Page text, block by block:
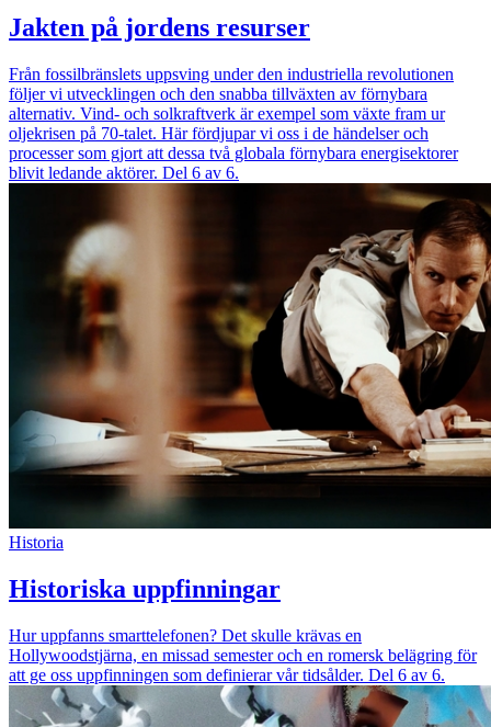
Jakten på jordens resurser
Från fossilbränslets uppsving under den industriella revolutionen
följer vi utvecklingen och den snabba tillväxten av förnybara
alternativ. Vind- och solkraftverk är exempel som växte fram ur
oljekrisen på 70-talet. Här fördjupar vi oss i de händelser och
processer som gjort att dessa två globala förnybara energisektorer
blivit ledande aktörer. Del 6 av 6.
Historia
Historiska uppfinningar
Hur uppfanns smarttelefonen? Det skulle krävas en
Hollywoodstjärna, en missad semester och en romersk belägring för
att ge oss uppfinningen som definierar vår tidsålder. Del 6 av 6.